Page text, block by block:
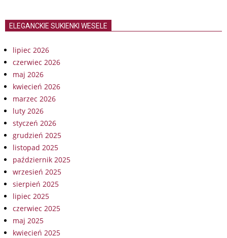
ELEGANCKIE SUKIENKI WESELE
lipiec 2026
czerwiec 2026
maj 2026
kwiecień 2026
marzec 2026
luty 2026
styczeń 2026
grudzień 2025
listopad 2025
październik 2025
wrzesień 2025
sierpień 2025
lipiec 2025
czerwiec 2025
maj 2025
kwiecień 2025